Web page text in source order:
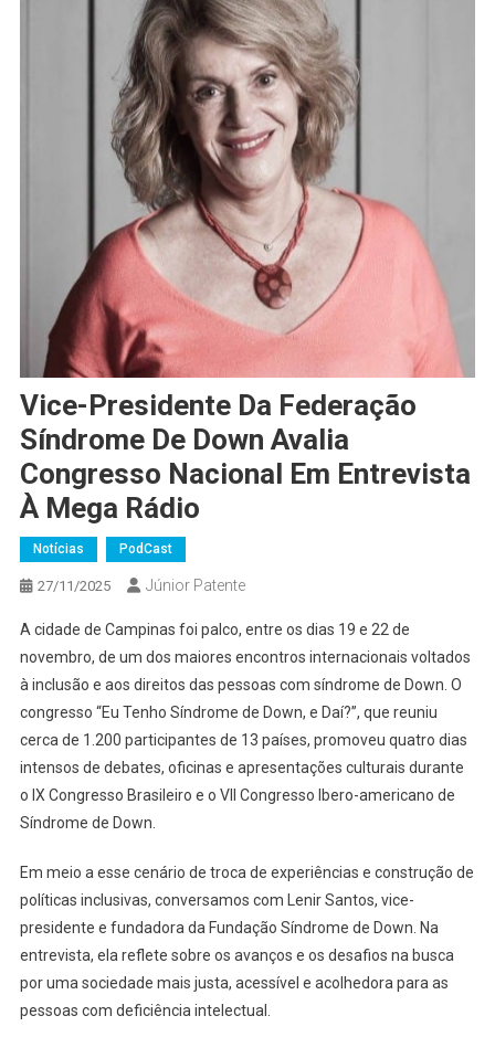
Vice-Presidente Da Federação
Síndrome De Down Avalia
Congresso Nacional Em Entrevista
À Mega Rádio
Notícias PodCast
27/11/2025 Júnior Patente
A cidade de Campinas foi palco, entre os dias 19 e 22 de
novembro, de um dos maiores encontros internacionais voltados
à inclusão e aos direitos das pessoas com síndrome de Down. O
congresso “Eu Tenho Síndrome de Down, e Daí?”, que reuniu
cerca de 1.200 participantes de 13 países, promoveu quatro dias
intensos de debates, oficinas e apresentações culturais durante
o IX Congresso Brasileiro e o VII Congresso Ibero-americano de
Síndrome de Down.
Em meio a esse cenário de troca de experiências e construção de
políticas inclusivas, conversamos com Lenir Santos, vice-
presidente e fundadora da Fundação Síndrome de Down. Na
entrevista, ela reflete sobre os avanços e os desafios na busca
por uma sociedade mais justa, acessível e acolhedora para as
pessoas com deficiência intelectual.